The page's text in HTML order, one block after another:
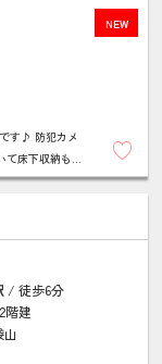
NEW
す♪ 防犯カメ
床下収納もあ
好♪
/ 徒歩6分
階建